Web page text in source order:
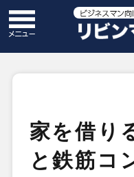
家を借り
と鉄筋コ